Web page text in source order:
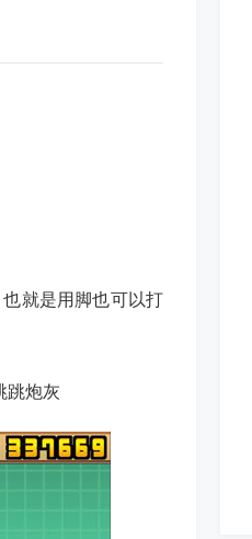
就是用脚也可以打
跳炮灰